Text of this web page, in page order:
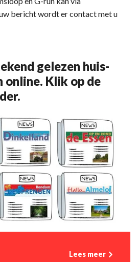
bericht wordt er contact met u
gelezen huis-
online. Klik op de
Lees meer